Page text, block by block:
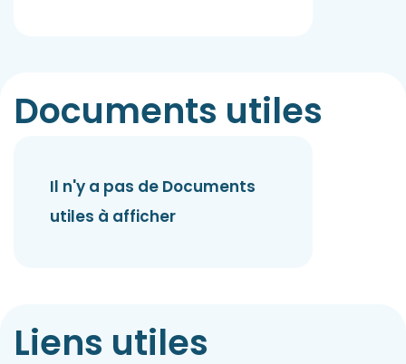
Documents utiles
Il n'y a pas de Documents
utiles à afficher
Liens utiles